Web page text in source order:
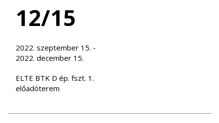
12/15
2022. szeptember 15. -
2022. december 15.
ELTE BTK D ép. fszt. 1.
előadóterem